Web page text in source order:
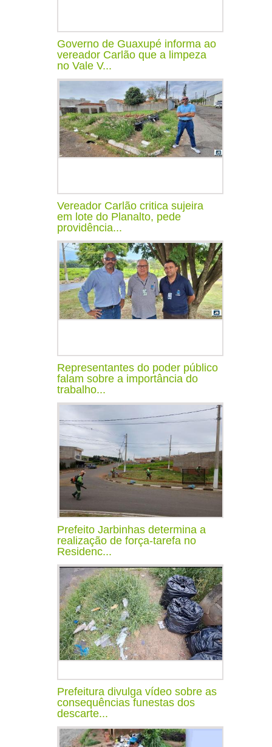
Governo de Guaxupé informa ao
vereador Carlão que a limpeza
no Vale V...
Vereador Carlão critica sujeira
em lote do Planalto, pede
providência...
Representantes do poder público
falam sobre a importância do
trabalho...
Prefeito Jarbinhas determina a
realização de força-tarefa no
Residenc...
Prefeitura divulga vídeo sobre as
consequências funestas dos
descarte...